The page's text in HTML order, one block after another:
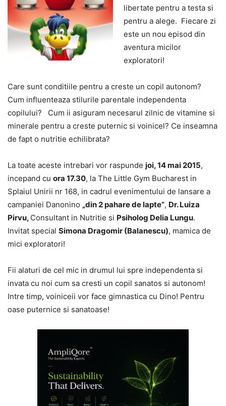
libertate pentru a testa si
pentru a alege. Fiecare zi
este un nou episod din
aventura micilor
exploratori!
Care sunt conditiile pentru a creste un copil autonom?
Cum influenteaza stilurile parentale independenta
copilului? Cum ii asiguram necesarul zilnic de vitamine si
minerale pentru a creste puternic si voinicel? Ce inseamna
de fapt o nutritie echilibrata?
La toate aceste intrebari vor raspunde joi, 14 mai 2015,
incepand cu ora 17.30, la The Little Gym Bucharest in
Splaiul Unirii nr 168, in cadrul evenimentului de lansare a
campaniei Danonino „din 2 pahare de lapte”, Dr. Luiza
Pirvu, Consultant in Nutritie si Psiholog Delia Lungu.
Invitat special Simona Dragomir (Balanescu), mamica de
mici exploratori!
Fii alaturi de cel mic in drumul lui spre independenta si
invata cu noi cum sa cresti un copil sanatos si autonom!
Intre timp, voiniceii vor face gimnastica cu Dino! Pentru
oase puternice si sanatoase!